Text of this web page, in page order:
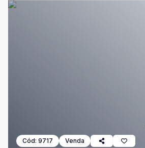
Cód: 9717 Venda